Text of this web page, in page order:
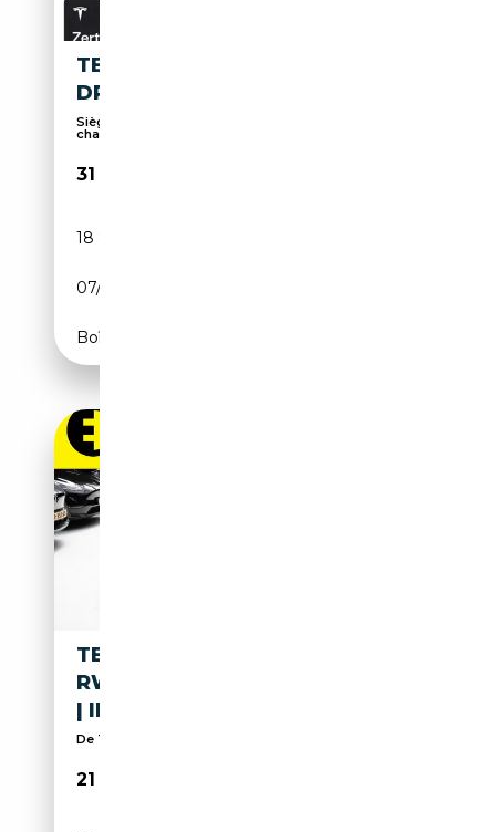
TESLA MODEL 3 REAR-WHEEL
DRIVE
Sièges électriques, Toit panoramique, Sièges
chauf...
31 900€
18 834 km
07/2023
Boîte automatique
TESLA MODEL 3 STANDARD
RWD PLUS 60 KWH | SOH 88%
| INCL. BTW
De Tesla specialist van Nederland | (9,7/10) Score
21 950€